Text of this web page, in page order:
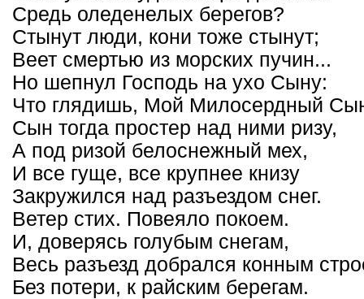
Средь оледенелых берегов?
Стынут люди, кони тоже стынут;
Веет смертью из морских пучин...
Но шепнул Господь на ухо Сыну:
Что глядишь, Мой Милосердный
Сын тогда простер над ними ризу,
А под ризой белоснежный мех,
И все гуще, все крупнее книзу
Закружился над разъездом снег.
Ветер стих. Повеяло покоем.
И, доверясь голубым снегам,
Весь разъезд добрался конным
Без потери, к райским берегам.